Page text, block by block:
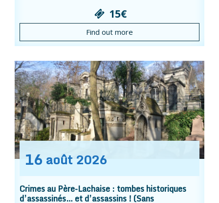
15€
Find out more
16 août 2026
Crimes au Père-Lachaise : tombes historiques
d’assassinés… et d’assassins ! (Sans